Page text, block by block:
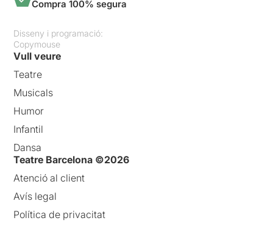
Compra 100% segura
Disseny i programació:
Copymouse
Vull veure
Teatre
Musicals
Humor
Infantil
Dansa
Teatre Barcelona ©2026
Atenció al client
Avís legal
Política de privacitat